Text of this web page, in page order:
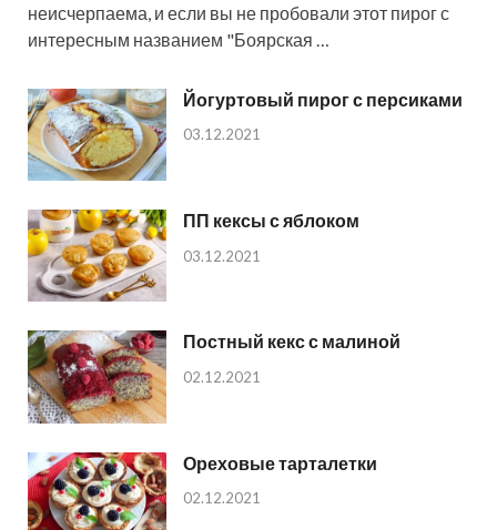
неисчерпаема, и если вы не пробовали этот пирог с
интересным названием "Боярская …
Йогуртовый пирог с персиками
03.12.2021
ПП кексы с яблоком
03.12.2021
Постный кекс с малиной
02.12.2021
Ореховые тарталетки
02.12.2021